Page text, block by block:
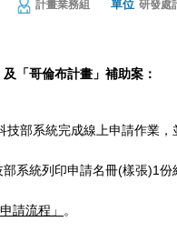
計畫業務組 單位 研發處
「哥倫布計畫」補助案：
部系統完成線上申請作業，
系統列印申請名冊(樣張)1份
請流程」 。